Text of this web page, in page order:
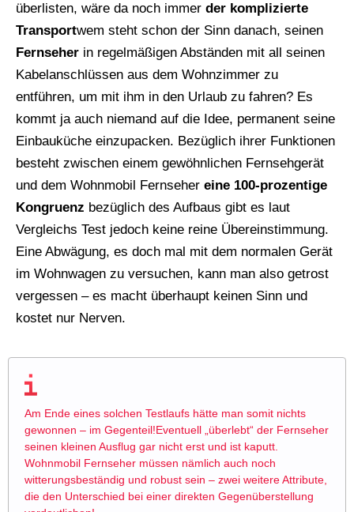
überlisten, wäre da noch immer der komplizierte
Transportwem steht schon der Sinn danach, seinen
Fernseher in regelmäßigen Abständen mit all seinen
Kabelanschlüssen aus dem Wohnzimmer zu
entführen, um mit ihm in den Urlaub zu fahren? Es
kommt ja auch niemand auf die Idee, permanent seine
Einbauküche einzupacken. Bezüglich ihrer Funktionen
besteht zwischen einem gewöhnlichen Fernsehgerät
und dem Wohnmobil Fernseher eine 100-prozentige
Kongruenz bezüglich des Aufbaus gibt es laut
Vergleichs Test jedoch keine reine Übereinstimmung.
Eine Abwägung, es doch mal mit dem normalen Gerät
im Wohnwagen zu versuchen, kann man also getrost
vergessen – es macht überhaupt keinen Sinn und
kostet nur Nerven.
Am Ende eines solchen Testlaufs hätte man somit nichts
gewonnen – im Gegenteil!Eventuell „überlebt“ der Fernseher
seinen kleinen Ausflug gar nicht erst und ist kaputt.
Wohnmobil Fernseher müssen nämlich auch noch
witterungsbeständig und robust sein – zwei weitere Attribute,
die den Unterschied bei einer direkten Gegenüberstellung